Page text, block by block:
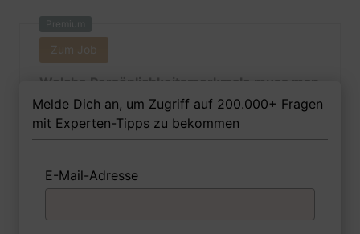
Premium
Zum Job
Welche Persönlichkeitsmerkmale muss man
als Wirtschaftsförderin Ihrer Meinung nach
besitzen, um in dem Job erfolgreich zu
sein?
1 FoxTipp Antwort schreiben Audio aufnehmen
Melde Dich an, um Zugriff auf 200.000+ Fragen
mit Experten-Tipps zu bekommen
E-Mail-Adresse